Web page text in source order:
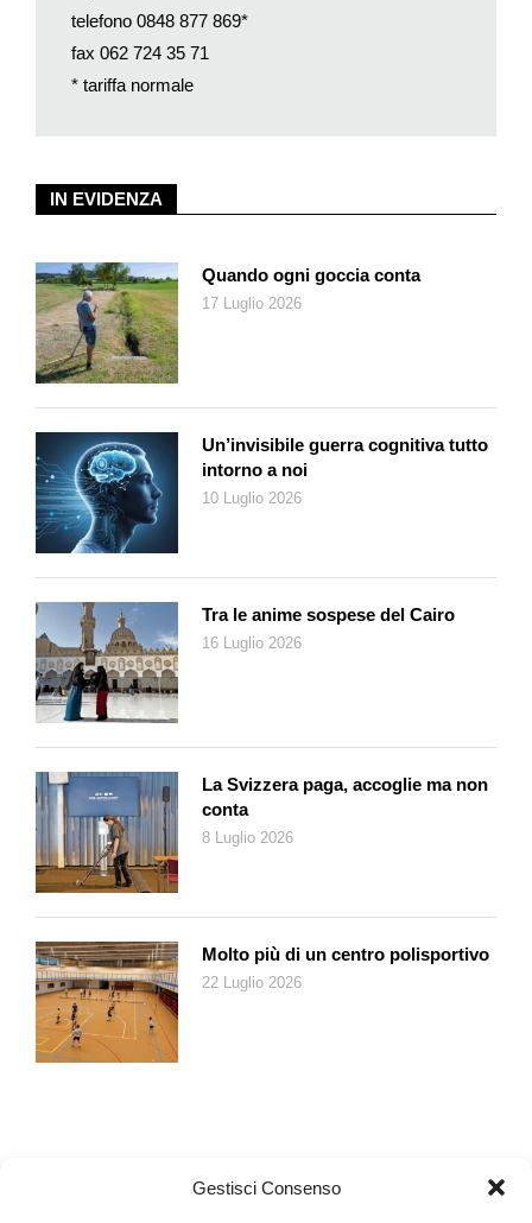
Gestisci Consenso
IN EVIDENZA
Quando ogni goccia conta
17 Luglio 2026
Un’invisibile guerra cognitiva tutto
intorno a noi
10 Luglio 2026
Tra le anime sospese del Cairo
16 Luglio 2026
La Svizzera paga, accoglie ma non
conta
8 Luglio 2026
Molto più di un centro polisportivo
22 Luglio 2026
telefono 0848 877 869*
fax 062 724 35 71
* tariffa normale